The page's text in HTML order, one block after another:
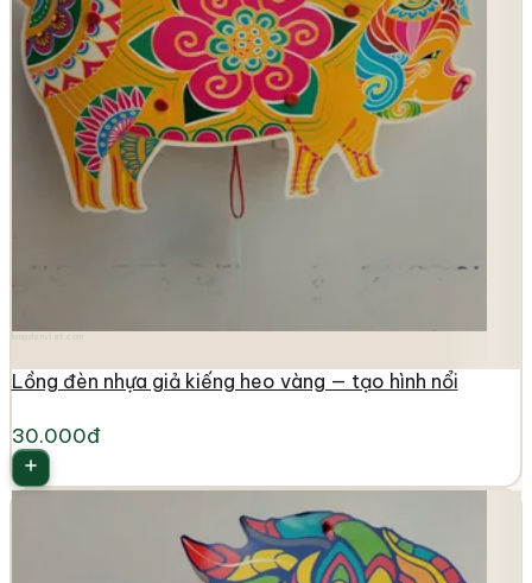
Lồng đèn nhựa giả kiếng heo vàng — tạo hình nổi
30.000đ